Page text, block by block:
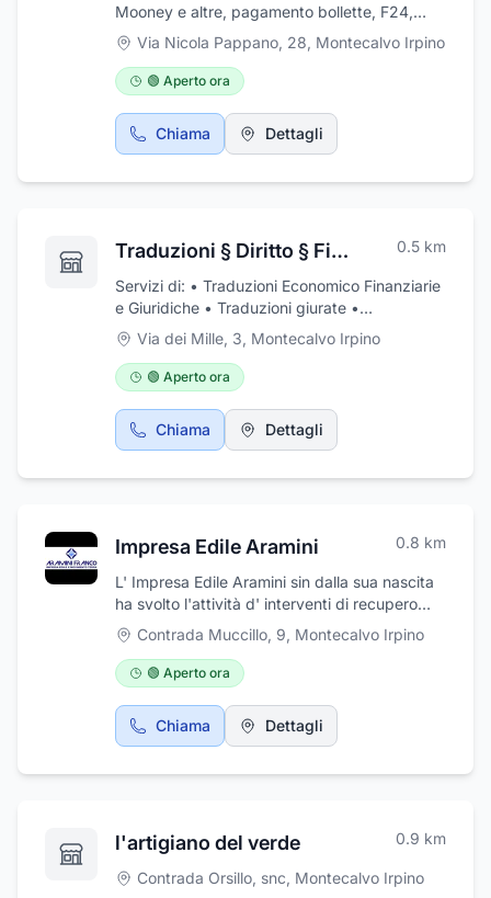
Mooney e altre, pagamento bollette, F24,
servizi, … Tabacchi e ricariche 24h
Via Nicola Pappano, 28, Montecalvo Irpino
🟢 Aperto ora
Chiama Dettagli
Traduzioni § Diritto § Finanza § Export in spagnolo 0.5 km
Servizi di: • Traduzioni Economico Finanziarie
e Giuridiche • Traduzioni giurate •
Interpretazione: Consecutiva, Simultanea •
Consulenza aziendale
Via dei Mille, 3, Montecalvo Irpino
🟢 Aperto ora
Chiama Dettagli
Impresa Edile Aramini 0.8 km
L' Impresa Edile Aramini sin dalla sua nascita
ha svolto l'attività d' interventi di recupero
edilizio, maturando una notevole esperienza
nel campo della manutenzione e costruzione
abitazioni private ed unità condominiali, in
quello dell’adeguamento funzionale e
tecnologico di ambienti a differente
destinazione d’uso : appartamenti, uffici,
quello del risanamento e del consolidamento
in particolare, in quegli interventi su edifici
privati inseriti in fabbricati di pregio storico-
architettonico. L' impresa è tuttora gestita dal
Contrada Muccillo, 9, Montecalvo Irpino
🟢 Aperto ora
Chiama Dettagli
l'artigiano del verde 0.9 km
Contrada Orsillo, snc, Montecalvo Irpino